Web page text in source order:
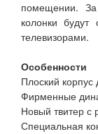
помещении.
колонки будут
телевизорами.
Особенности
Плоский
Фирменные
Новый твитер с
Специальная